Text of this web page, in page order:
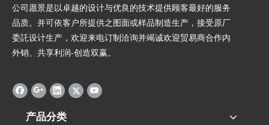
公司愿景是以卓越的设计与优良的技术提供顾客最好的服务
品质。并可依客户所提供之图面或样品制造生产，接受原厂
委託设计生产，欢迎来电订制洽询并竭诚欢迎贸易商合作内
外销、共享利润-创造双赢。
产品分类